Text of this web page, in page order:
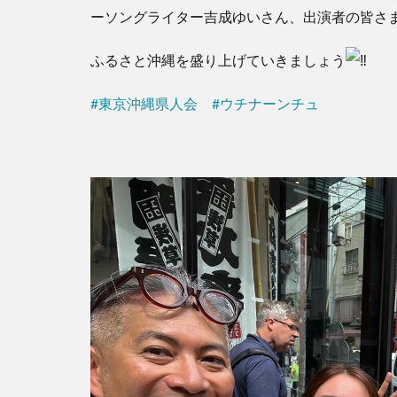
ーソングライター吉成ゆいさん、出演者の皆さ
ふるさと沖縄を盛り上げていきましょう
#東京沖縄県人会 #ウチナーンチュ